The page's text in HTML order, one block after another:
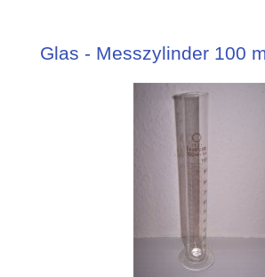
Glas - Messzylinder 100